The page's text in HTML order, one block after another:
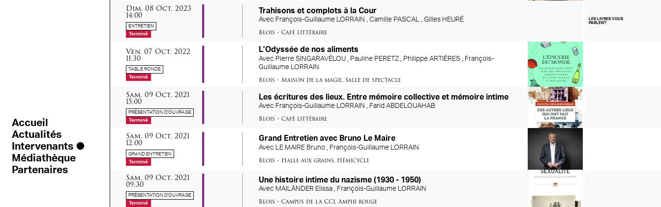
Accueil
Actualités
Intervenants
Médiathèque
Partenaires
dimanche
Dim. 08 octobre
Oct. 2023
14:00
ENTRETIEN
Terminé
Trahisons et complots à la Cour
Avec François-Guillaume LORRAIN ,Camille PASCAL ,Gilles HEURÉ
Blois •Café littéraire
LES LIVRES VOUS
PARLENT
vendredi
Ven. 07 octobre
Oct. 2022
11:30
TABLE RONDE
Terminé
L’Odyssée de nos aliments
Avec Pierre SINGARAVÉLOU , Pauline PERETZ , Philippe ARTIÈRES ,
François-
Guillaume LORRAIN
Blois • Maison de la magie, Salle de spectacle
samedi
Sam. 09 octobre
Oct. 2021
15:00
PRÉSENTATION D'OUVRAGE
Terminé
Les écritures des lieux. Entre mémoire collective et mémoire intime
Avec François-Guillaume LORRAIN , Farid ABDELOUAHAB
Blois •Café littéraire
samedi
Sam. 09 octobre
Oct. 2021
12:00
GRAND ENTRETIEN
Terminé
Grand Entretien avec Bruno Le Maire
Avec LE MAIRE Bruno , François-Guillaume LORRAIN
Blois • Halle aux grains, Hémicycle
samedi
Sam. 09 octobre
Oct. 2021
09:30
PRÉSENTATION D'OUVRAGE
Terminé
Une histoire intime du nazisme (1930 - 1950)
Avec MAILÄNDER Elissa , François-Guillaume LORRAIN
Blois •Campus de la CCI,Amphi rouge